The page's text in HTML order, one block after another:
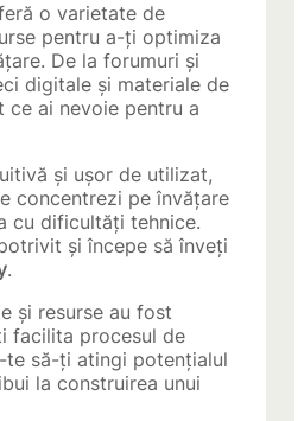
o varietate de
pentru a-ți optimiza
De la forumuri și
digitale și materiale de
ce ai nevoie pentru a
și ușor de utilizat,
concentrezi pe învățare
cu dificultăți tehnice.
și începe să înveți
.
și resurse au fost
facilita procesul de
te să-ți atingi potențialul
la construirea unui